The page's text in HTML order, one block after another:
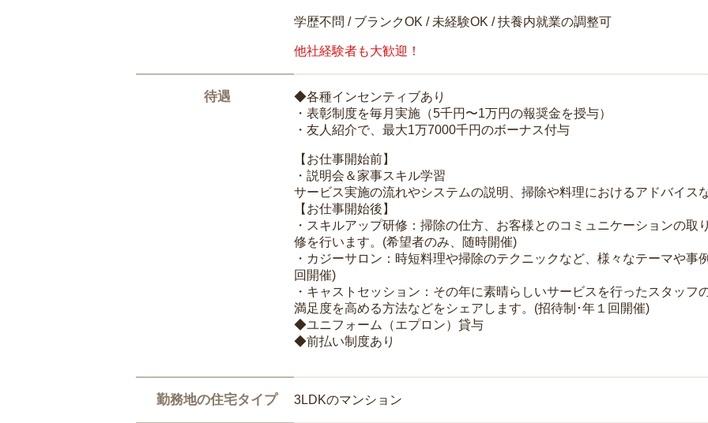
学歴不問 / ブランクOK / 未経験OK / 扶養内就業の調整可
他社経験者も大歓迎！
待遇
◆各種インセンティブあり
・表彰制度を毎月実施（5千円〜1万円の報奨金を授与）
・友人紹介で、最大1万7000千円のボーナス付与
【お仕事開始前】
・説明会＆家事スキル学習
サービス実施の流れやシステムの説明、掃除や料理におけるアドバイス
【お仕事開始後】
・スキルアップ研修：掃除の仕方、お客様とのコミュニケーションの
修を行います。(希望者のみ、随時開催)
・カジーサロン：時短料理や掃除のテクニックなど、様々なテーマや事
回開催)
・キャストセッション：その年に素晴らしいサービスを行ったスタッ
満足度を高める方法などをシェアします。(招待制･年１回開催)
◆ユニフォーム（エプロン）貸与
◆前払い制度あり
勤務地の住宅タイプ 3LDKのマンション